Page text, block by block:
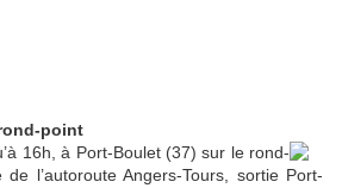
point
16h, à Port-Boulet (37) sur le rond-
l’autoroute Angers-Tours, sortie Port-